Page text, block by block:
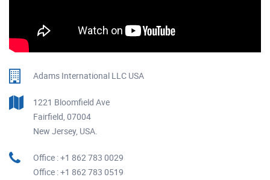
Adams International LLC USA
1221 Bloomfield Ave
Fairfield, 07004
New Jersey, USA.
Office : +1 862 783 0029
Office : +1 862 783 0519